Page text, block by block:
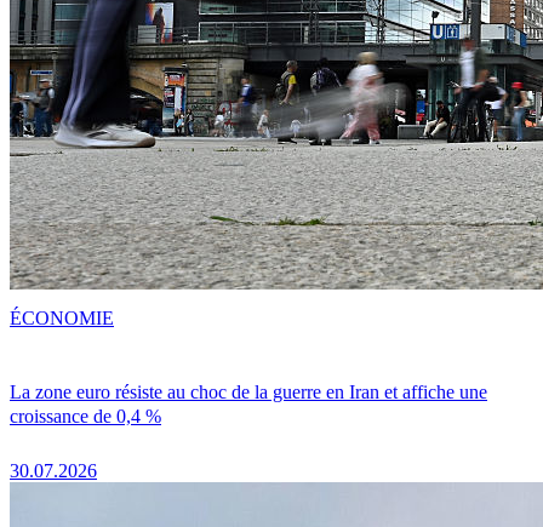
La zone euro résiste au choc de la guerre en Iran et affiche une
croissance de 0,4 %
30.07.2026
ÉCONOMIE